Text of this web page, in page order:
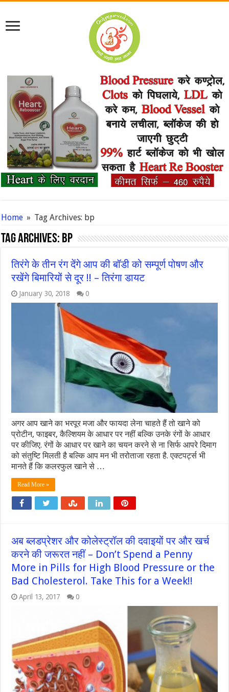
Home » Tag Archives: bp
Tag Archives: bp
तिरंगे के तीन रंग देंगे आप की बॉडी को सम्पूर्ण पोषण और
रखेंगे बिमारियों से दूर !! – तिरंगा डायट
January 30, 2018 0
अगर आप खाने का भरपूर मजा और फायदा लेना चाहते हैं तो खाने को
प्रोटीन, फाइबर, कैल्शियम के आधार पर नहीं बल्कि उनके रंगों के आधार
पर कीजिए. रंगों के आधार पर खाने का चयन करने से ना सिर्फ आपरे दिमाग
को संतुष्टि मिलती है बल्कि आप मन भी तरोताजा रहता है. एक्टपर्ट्स भी
मानते हैं कि कलरफुल खाने से …
Read More »
अब ब्लडप्रेशर और कोलेस्ट्रॉल की दवाइयों पर और खर्च
करने की जरूरत नहीं – Don’t Spend a Penny
More in Pills for High Blood Pressure or the
Bad Cholesterol. Take This for a Week!!
April 13, 2017 0